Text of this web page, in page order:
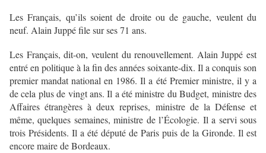
Les Français, qu’ils soient de droite ou de gauche, veulent du
neuf. Alain Juppé file sur ses 71 ans.
Les Français, dit-on, veulent du renouvellement. Alain Juppé est
entré en politique à la fin des années soixante-dix. Il a conquis son
premier mandat national en 1986. Il a été Premier ministre, il y a
de cela plus de vingt ans. Il a été ministre du Budget, ministre des
Affaires étrangères à deux reprises, ministre de la Défense et
même, quelques semaines, ministre de l’Écologie. Il a servi sous
trois Présidents. Il a été député de Paris puis de la Gironde. Il est
encore maire de Bordeaux.